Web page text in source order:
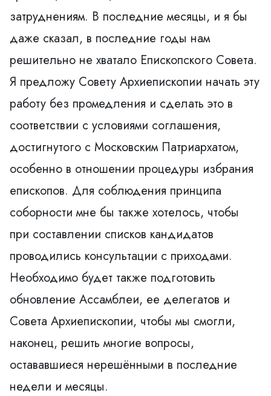
затруднениям. В последние месяцы, и я бы
даже сказал, в последние годы нам
решительно не хватало Епископского Совета.
Я предложу Совету Архиепископии начать эту
работу без промедления и сделать это в
соответствии с условиями соглашения,
достигнутого с Московским Патриархатом,
особенно в отношении процедуры избрания
епископов. Для соблюдения принципа
соборности мне бы также хотелось, чтобы
при составлении списков кандидатов
проводились консультации с приходами.
Необходимо будет также подготовить
обновление Ассамблеи, ее делегатов и
Совета Архиепископии, чтобы мы смогли,
наконец, решить многие вопросы,
остававшиеся нерешёнными в последние
недели и месяцы.